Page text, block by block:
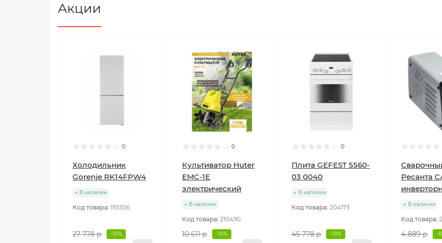
Акции
0
Холодильник
Gorenje RK14FPW4
В наличии
Код товара: 193356
27 778 р -10%
0
Культиватор Huter
ЕМС-1E
электрический
В наличии
Код товара: 210490
10 611 р -10%
0
Плита GEFEST 5560-
03 0040
В наличии
Код товара: 204173
45 778 р -10%
Ресанта
В наличии
Код товара:
4 889 р -